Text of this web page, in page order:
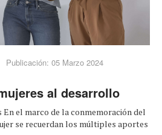
Publicación: 05 Marzo 2024
al desarrollo
En el marco de la conmemoración del
se recuerdan los múltiples aportes